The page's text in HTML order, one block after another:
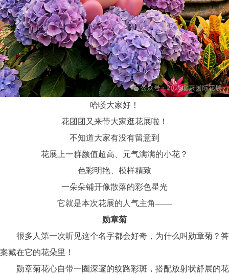
哈喽大家好！
花团团又来带大家逛花展啦！
不知道大家有没有留意到
花展上一群颜值超高、元气满满的小花？
色彩明艳、模样精致
一朵朵铺开像散落的彩色星光
它就是本次花展的人气主角——
勋章菊
很多人第一次听见这个名字都会好奇，为什么叫勋章菊？答
案藏在它的花朵里！
勋章菊花心自带一圈深邃的纹路彩斑，搭配放射状舒展的花